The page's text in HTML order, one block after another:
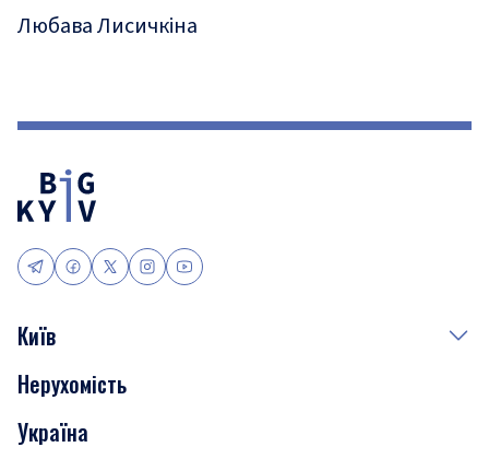
Любава Лисичкіна
Київ
Події
Скандали
Нерухомість
Україна